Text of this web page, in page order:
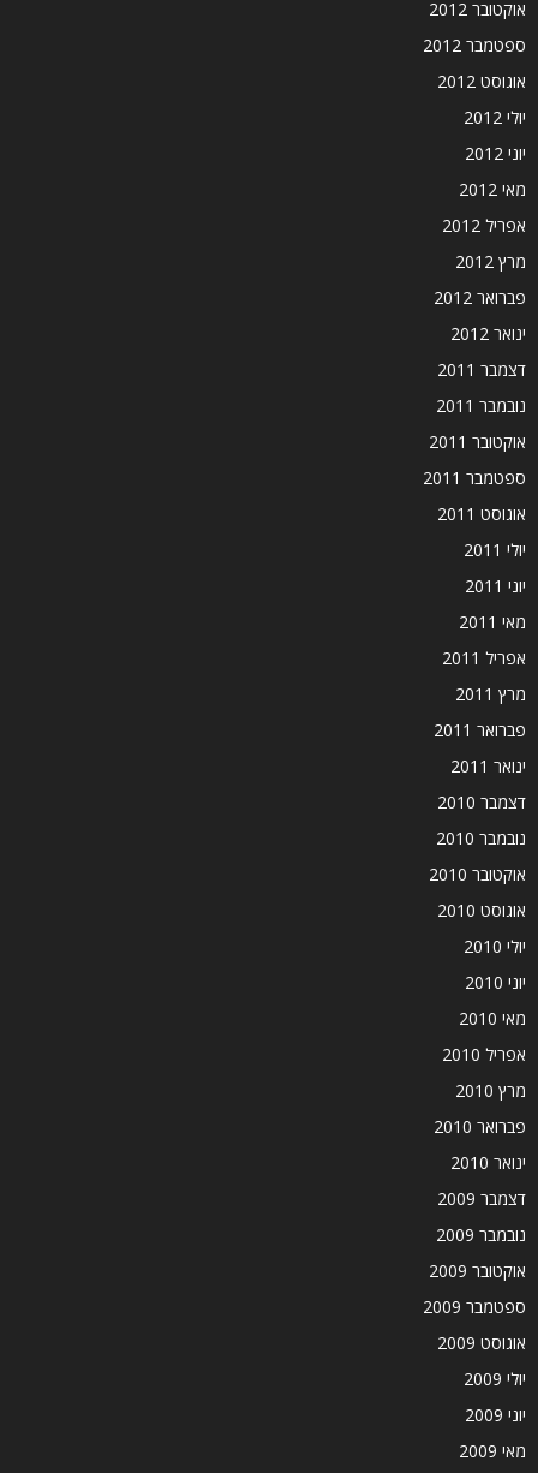
אוקטובר 2012
ספטמבר 2012
אוגוסט 2012
יולי 2012
יוני 2012
מאי 2012
אפריל 2012
מרץ 2012
פברואר 2012
ינואר 2012
דצמבר 2011
נובמבר 2011
אוקטובר 2011
ספטמבר 2011
אוגוסט 2011
יולי 2011
יוני 2011
מאי 2011
אפריל 2011
מרץ 2011
פברואר 2011
ינואר 2011
דצמבר 2010
נובמבר 2010
אוקטובר 2010
אוגוסט 2010
יולי 2010
יוני 2010
מאי 2010
אפריל 2010
מרץ 2010
פברואר 2010
ינואר 2010
דצמבר 2009
נובמבר 2009
אוקטובר 2009
ספטמבר 2009
אוגוסט 2009
יולי 2009
יוני 2009
מאי 2009